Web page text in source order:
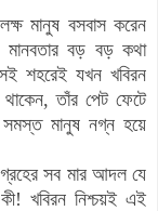
মানুষ বসবাস করেন
বড় বড় কথা
শহরেই যখন খবিরন
তাঁর পেট ফেটে
সমস্ত মানুষ নগ্ন হয়ে
সব মার আদল যে
খবিরন নিশ্চয়ই এই